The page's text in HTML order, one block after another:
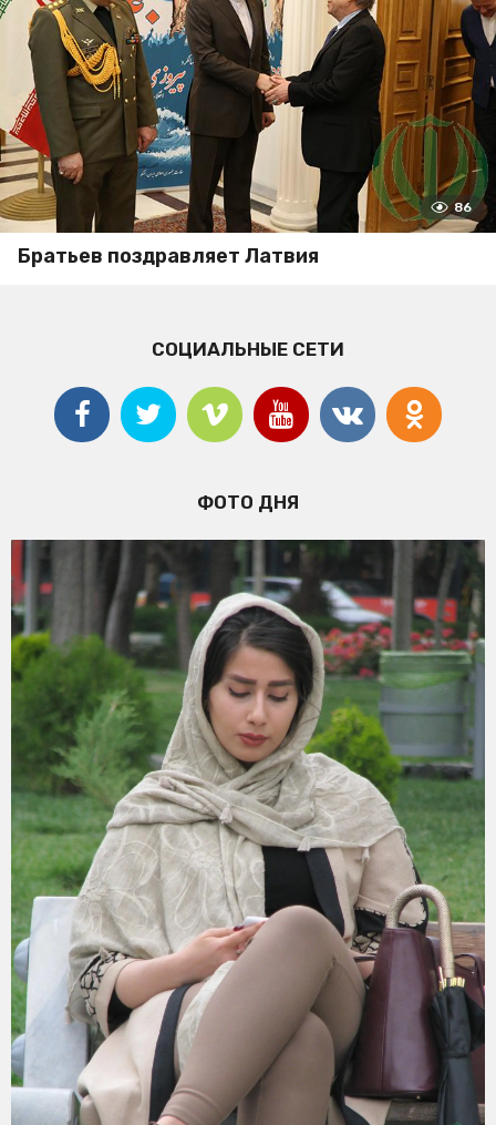
86
Братьев поздравляет Латвия
СОЦИАЛЬНЫЕ СЕТИ
ФОТО ДНЯ